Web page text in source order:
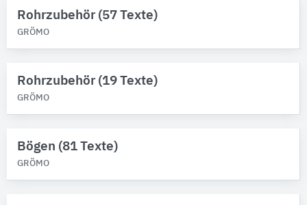
Rohrzubehör (57 Texte)
GRÖMO
Rohrzubehör (19 Texte)
GRÖMO
Bögen (81 Texte)
GRÖMO